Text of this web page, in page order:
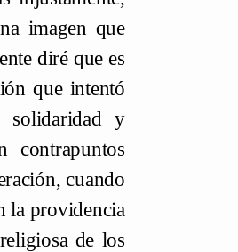
imagen que
diré que es
que intentó
solidaridad y
contrapuntos
cuando
la providencia
de los